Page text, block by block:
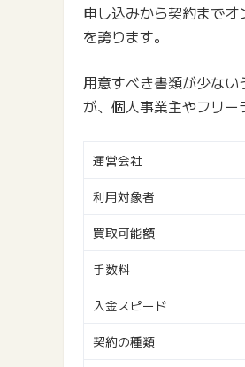
申し込みから契約まで
を誇ります。
用意すべき書類が少な
が、個人事業主やフリー
運営会社
利用対象者
買取可能額
手数料
入金スピード
契約の種類